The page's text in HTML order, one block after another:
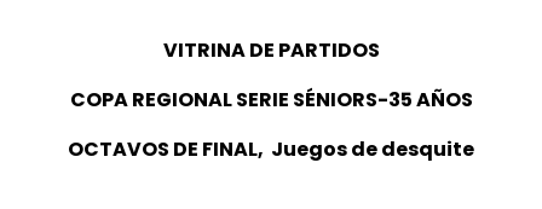
VITRINA DE PARTIDOS
COPA REGIONAL SERIE SÉNIORS-35 AÑOS
OCTAVOS DE FINAL, Juegos de desquite